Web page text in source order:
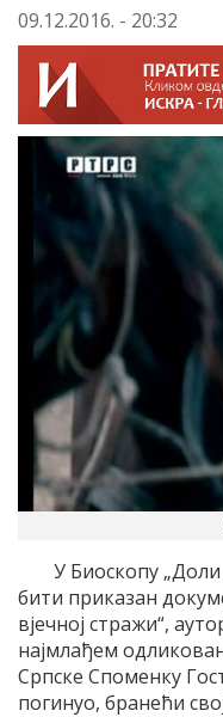
09.12.2016. - 20:32
У Биоскопу
бити приказан
вјечној стражи“,
најмлађем
Српске Споменку
погинуо, бранећи